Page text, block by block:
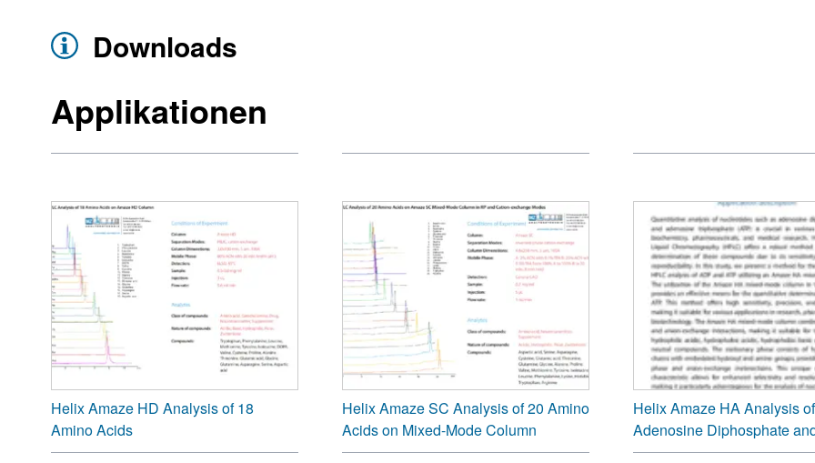
Downloads
Applikationen
Helix Amaze HD Analysis of 18
Amino Acids
Helix Amaze SC Analysis of 20 Amino
Acids on Mixed-Mode Column
Helix Amaze HA Analysis of
Adenosine Diphosphate
Adenosine Triphosphate